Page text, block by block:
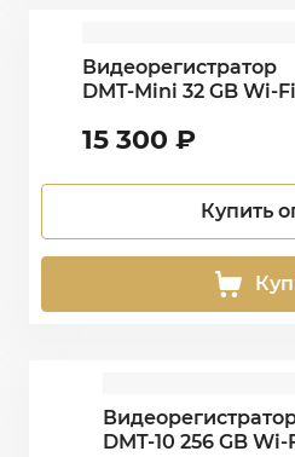
Видеорегистратор
DMT-Mini 32 GB Wi-
15 300 ₽
Купить
DMT-10 256 GB